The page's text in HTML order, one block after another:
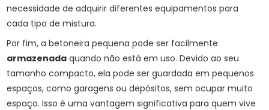
necessidade de adquirir diferentes equipamentos para
cada tipo de mistura.
Por fim, a betoneira pequena pode ser facilmente
armazenada quando não está em uso. Devido ao seu
tamanho compacto, ela pode ser guardada em pequenos
espaços, como garagens ou depósitos, sem ocupar muito
espaço. Isso é uma vantagem significativa para quem vive